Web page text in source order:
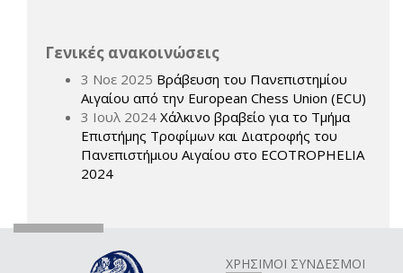
Γενικές ανακοινώσεις
3 Νοε 2025 Βράβευση του Πανεπιστημίου
Αιγαίου από την European Chess Union (ECU)
3 Ιουλ 2024 Χάλκινο βραβείο για το Τμήμα
Επιστήμης Τροφίμων και Διατροφής του
Πανεπιστήμιου Αιγαίου στο ECOTROPHELIA
2024
ΧΡΗΣΙΜΟΙ ΣΥΝΔΕΣΜΟΙ